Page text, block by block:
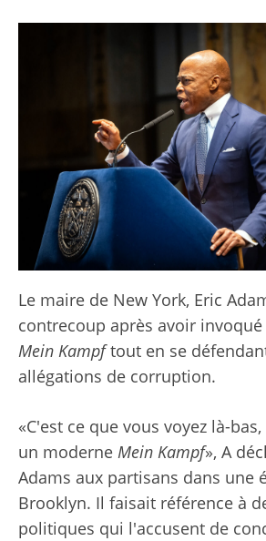
Le maire de New York, Eric
contrecoup après avoir
Mein Kampftout en se
allégations de corruption.
«C'est ce que vous voyez là-
un moderne Mein Kampf», A
Adams aux partisans dans une
Brooklyn. Il faisait référence à
politiques qui l'accusent de